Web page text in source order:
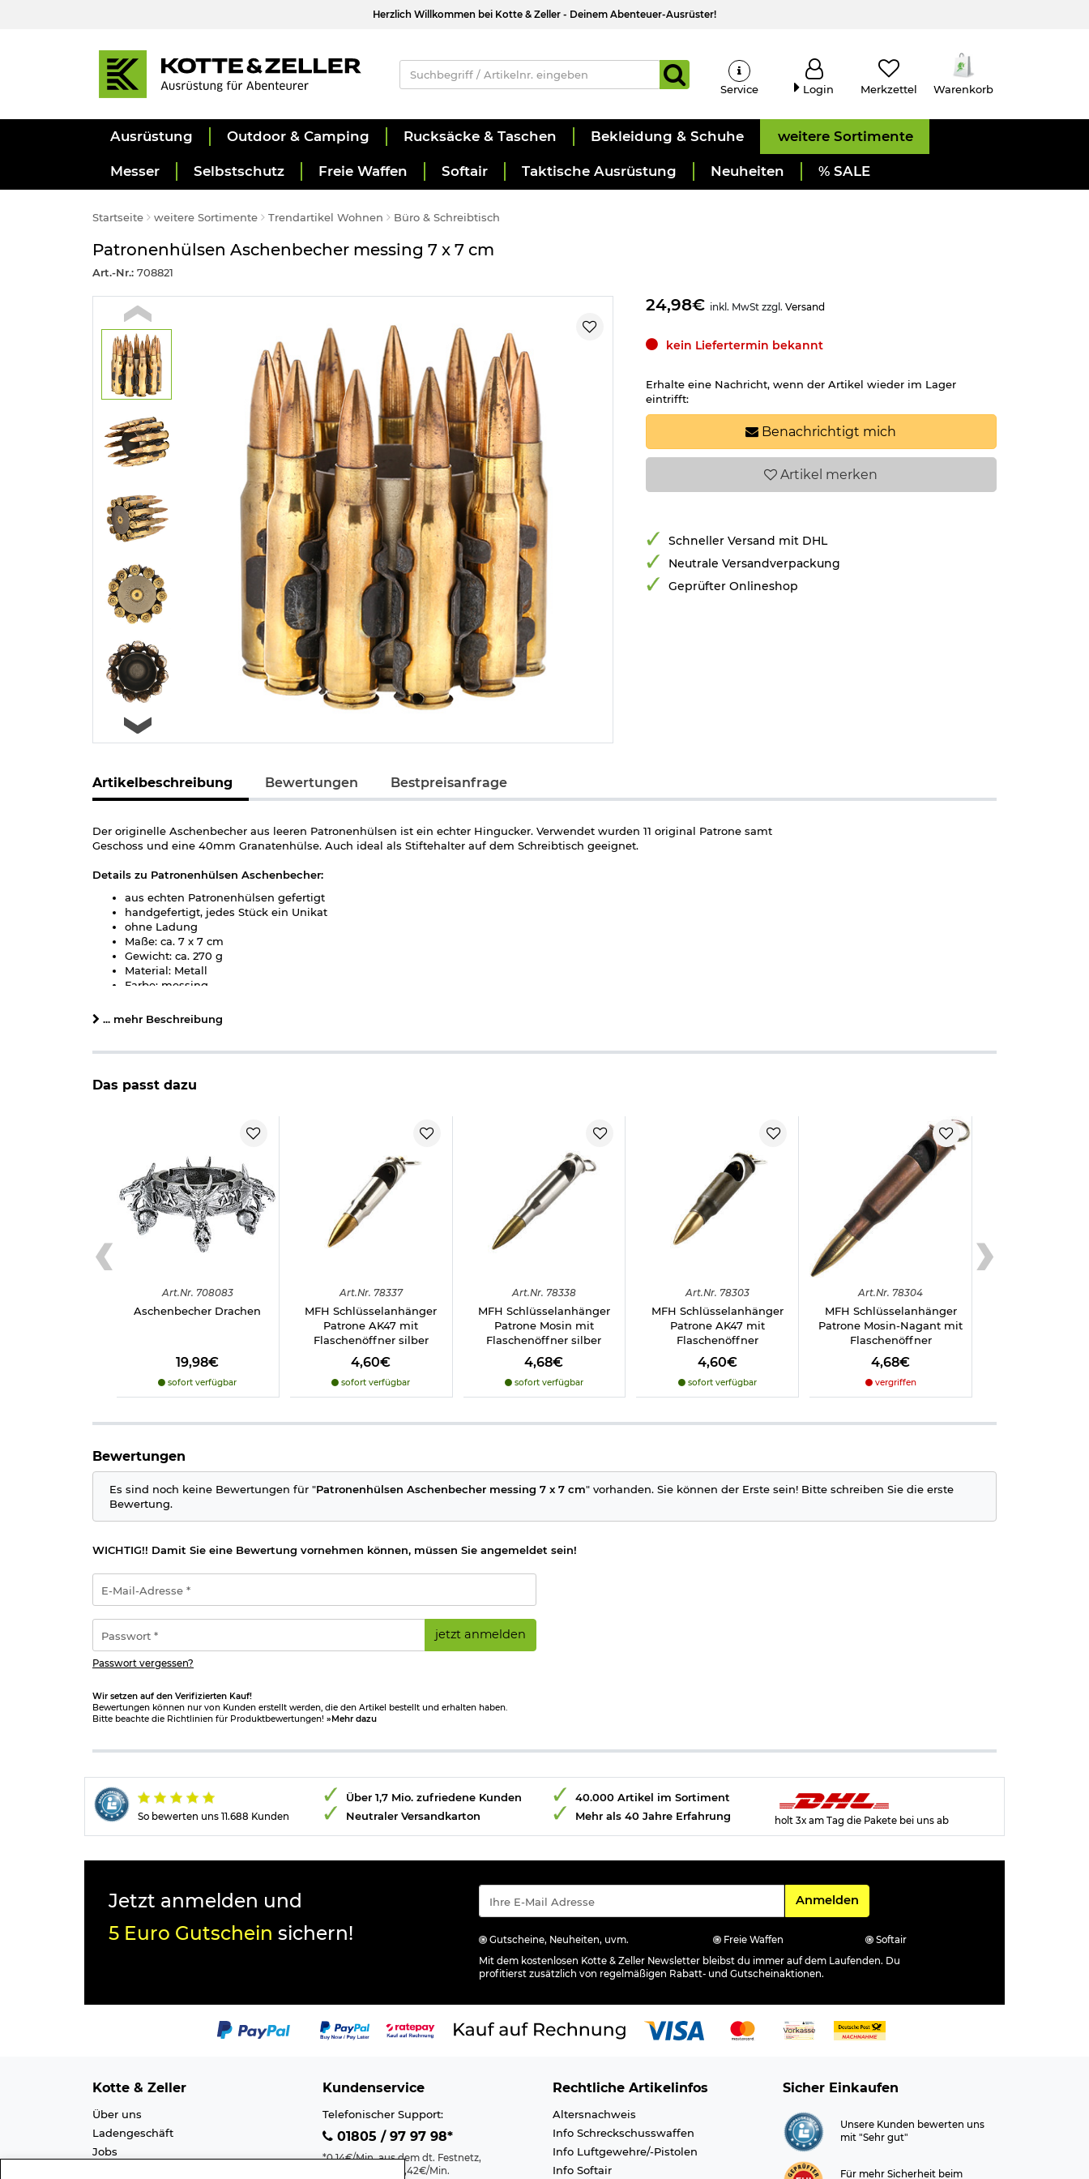
Herzlich Willkommen bei Kotte & Zeller - Deinem Abenteuer-Ausrüster!
Service Login Merkzettel Warenkorb
Ausrüstung Outdoor & Camping Rucksäcke & Taschen Bekleidung & Schuhe weitere Sortimente
Messer Selbstschutz Freie Waffen Softair Taktische Ausrüstung Neuheiten % SALE
Startseite weitere Sortimente Trendartikel Wohnen Büro & Schreibtisch
Patronenhülsen Aschenbecher messing 7 x 7 cm
Art.-Nr.: 708821
24,98€ inkl. MwSt zzgl. Versand
kein Liefertermin bekannt
Erhalte eine Nachricht, wenn der Artikel wieder im Lager
eintrifft:
Benachrichtigt mich
Artikel merken
Schneller Versand mit DHL
Neutrale Versandverpackung
Geprüfter Onlineshop
Artikelbeschreibung Bewertungen Bestpreisanfrage
Der originelle Aschenbecher aus leeren Patronenhülsen ist ein echter Hingucker. Verwendet wurden 11 original Patrone samt
Geschoss und eine 40mm Granatenhülse. Auch ideal als Stiftehalter auf dem Schreibtisch geeignet.
Details zu Patronenhülsen Aschenbecher:
aus echten Patronenhülsen gefertigt
handgefertigt, jedes Stück ein Unikat
ohne Ladung
Maße: ca. 7 x 7 cm
Gewicht: ca. 270 g
Material: Metall
Farbe: messing
... mehr Beschreibung
Das passt dazu
Art.Nr. 708083
Aschenbecher Drachen
19,98€
sofort verfügbar
Art.Nr. 78337
MFH Schlüsselanhänger
Patrone AK47 mit
Flaschenöffner silber
4,60€
sofort verfügbar
Art.Nr. 78338
MFH Schlüsselanhänger
Patrone Mosin mit
Flaschenöffner silber
4,68€
sofort verfügbar
Art.Nr. 78303
MFH Schlüsselanhänger
Patrone AK47 mit
Flaschenöffner
4,60€
sofort verfügbar
Art.Nr. 78304
MFH Schlüsselanhänger
Patrone Mosin-Nagant mit
Flaschenöffner
4,68€
vergriffen
Bewertungen
Es sind noch keine Bewertungen für "Patronenhülsen Aschenbecher messing 7 x 7 cm" vorhanden. Sie können der Erste sein! Bitte schreiben Sie die erste
Bewertung.
WICHTIG!! Damit Sie eine Bewertung vornehmen können, müssen Sie angemeldet sein!
Mail-
Adresse
*
jetzt anmelden
Passwort vergessen?
Wir setzen auf den Verifizierten Kauf!
Bewertungen können nur von Kunden erstellt werden, die den Artikel bestellt und erhalten haben.
Bitte beachte die Richtlinien für Produktbewertungen! »Mehr dazu
So bewerten uns 11.688 Kunden
Über 1,7 Mio. zufriedene Kunden
Neutraler Versandkarton
40.000 Artikel im Sortiment
Mehr als 40 Jahre Erfahrung
holt 3x am Tag die Pakete bei uns ab
Jetzt anmelden und
5 Euro Gutschein sichern!
Für den Newsletter
Anmelden
Gutscheine, Neuheiten, uvm. Freie Waffen
Softair
Mit dem kostenlosen Kotte & Zeller Newsletter bleibst du immer auf dem Laufenden. Du
profitierst zusätzlich von regelmäßigen Rabatt- und Gutscheinaktionen.
Kotte & Zeller
Über uns
Ladengeschäft
Jobs
Kundenservice
Telefonischer Support:
01805 / 97 97 98*
*0,14€/Min. aus dem dt. Festnetz,
Mobilfunk max. 0,42€/Min.
Rechtliche Artikelinfos
Altersnachweis
Info Schreckschusswaffen
Info Luftgewehre/-Pistolen
Info Softair
Sicher Einkaufen
Unsere Kunden bewerten uns
mit "Sehr gut"
Für mehr Sicherheit beim